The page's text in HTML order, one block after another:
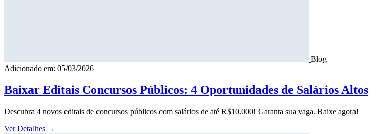
Blog
Adicionado em: 05/03/2026
Baixar Editais Concursos Públicos: 4 Oportunidades de Salários Altos
Descubra 4 novos editais de concursos públicos com salários de até R$10.000! Garanta sua vaga. Baixe agora!
Ver Detalhes →